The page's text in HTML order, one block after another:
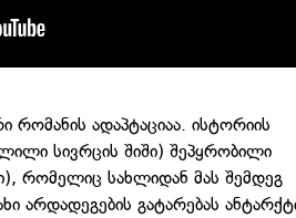
ადაპტაციაა. ისტორიის
სივრცის შიში) შეპყრობილი
რომელიც სახლიდან მას შემდეგ
არდადეგების გატარებას